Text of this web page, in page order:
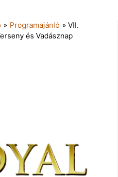
» Programajánló » VII.
és Vadásznap